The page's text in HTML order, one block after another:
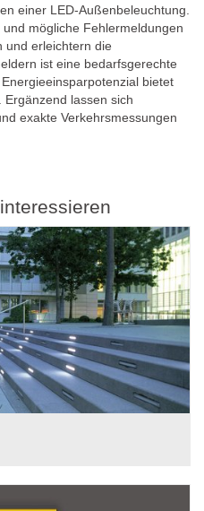
einer LED-Außenbeleuchtung.
mögliche Fehlermeldungen
und erleichtern die
ist eine bedarfsgerechte
bietet
lassen sich
exakte Verkehrsmessungen